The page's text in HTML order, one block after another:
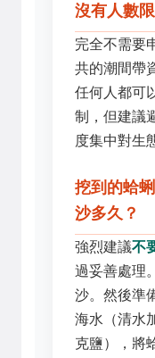
沒有人數
完全不需要
共的潮間帶
任何人都可
制，但建議
度集中對生
挖到的蛤
沙多久？
強烈建議不
過妥善處理
沙。然後準
海水（清水
克鹽），將